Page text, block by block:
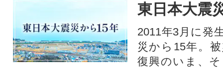
東日本大震
2011年3月に発
災から15年。
復興のいま、